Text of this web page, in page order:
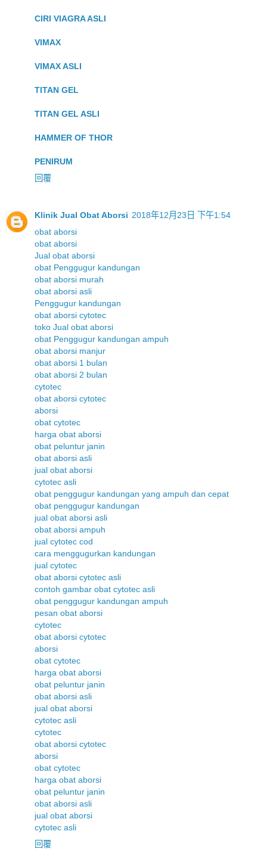
CIRI VIAGRA ASLI
VIMAX
VIMAX ASLI
TITAN GEL
TITAN GEL ASLI
HAMMER OF THOR
PENIRUM
回覆
Klinik Jual Obat Aborsi 2018年12月23日 下午1:54
obat aborsi
obat aborsi
Jual obat aborsi
obat Penggugur kandungan
obat aborsi murah
obat aborsi asli
Penggugur kandungan
obat aborsi cytotec
toko Jual obat aborsi
obat Penggugur kandungan ampuh
obat aborsi manjur
obat aborsi 1 bulan
obat aborsi 2 bulan
cytotec
obat aborsi cytotec
aborsi
obat cytotec
harga obat aborsi
obat peluntur janin
obat aborsi asli
jual obat aborsi
cytotec asli
obat penggugur kandungan yang ampuh dan cepat
obat penggugur kandungan
jual obat aborsi asli
obat aborsi ampuh
jual cytotec cod
cara menggugurkan kandungan
jual cytotec
obat aborsi cytotec asli
contoh gambar obat cytotec asli
obat penggugur kandungan ampuh
pesan obat aborsi
cytotec
obat aborsi cytotec
aborsi
obat cytotec
harga obat aborsi
obat peluntur janin
obat aborsi asli
jual obat aborsi
cytotec asli
cytotec
obat aborsi cytotec
aborsi
obat cytotec
harga obat aborsi
obat peluntur janin
obat aborsi asli
jual obat aborsi
cytotec asli
回覆